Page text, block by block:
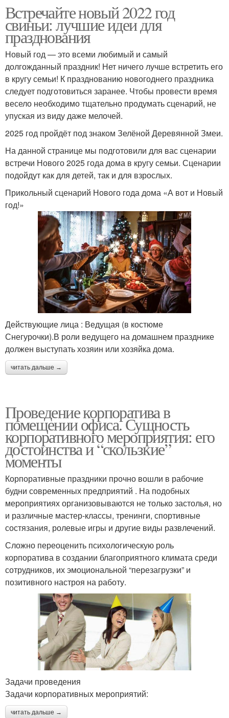
Встречайте новый 2022 год
свиньи: лучшие идеи для
празднования
Новый год — это всеми любимый и самый
долгожданный праздник! Нет ничего лучше встретить его
в кругу семьи! К празднованию новогоднего праздника
следует подготовиться заранее. Чтобы провести время
весело необходимо тщательно продумать сценарий, не
упуская из виду даже мелочей.
2025 год пройдёт под знаком Зелёной Деревянной Змеи.
На данной странице мы подготовили для вас сценарии
встречи Нового 2025 года дома в кругу семьи. Сценарии
подойдут как для детей, так и для взрослых.
Прикольный сценарий Нового года дома «А вот и Новый
год!»
Действующие лица : Ведущая (в костюме
Снегурочки).В роли ведущего на домашнем празднике
должен выступать хозяин или хозяйка дома.
читать дальше →
Проведение корпоратива в
помещении офиса. Сущность
корпоративного мероприятия: его
достоинства и “скользкие”
моменты
Корпоративные праздники прочно вошли в рабочие
будни современных предприятий . На подобных
мероприятиях организовываются не только застолья, но
и различные мастер-классы, тренинги, спортивные
состязания, ролевые игры и другие виды развлечений.
Сложно переоценить психологическую роль
корпоратива в создании благоприятного климата среди
сотрудников, их эмоциональной “перезагрузки” и
позитивного настроя на работу.
Задачи проведения
Задачи корпоративных мероприятий:
читать дальше →